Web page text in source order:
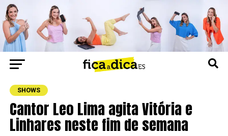
SHOWS
Cantor Leo Lima agita Vitória e
Linhares neste fim de semana